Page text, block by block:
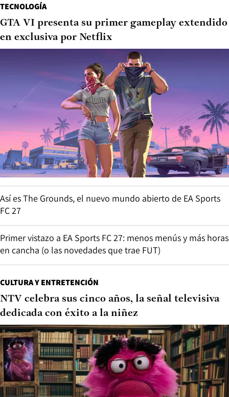
TECNOLOGÍA
GTA VI presenta su primer gameplay extendido
en exclusiva por Netflix
Así es The Grounds, el nuevo mundo abierto de EA Sports
FC 27
Primer vistazo a EA Sports FC 27: menos menús y más horas
en cancha (o las novedades que trae FUT)
CULTURA Y ENTRETENCIÓN
NTV celebra sus cinco años, la señal televisiva
dedicada con éxito a la niñez